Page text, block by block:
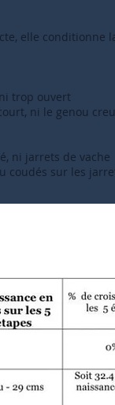
elle conditionne
trop ouvert
ni le genou
ni jarrets de vache
coudés sur les